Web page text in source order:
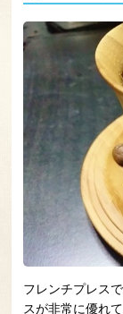
フレンチプレス
スが非常に優れて